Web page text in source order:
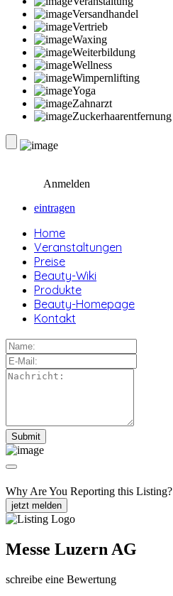
Versandhandel
Vertrieb
Waxing
Weiterbildung
Wellness
Wimpernlifting
Yoga
Zahnarzt
Zuckerhaarentfernung
Anmelden
eintragen
Home
Veranstaltungen
Preise
Beauty-Wiki
Produkte
Beauty-Homepage
Kontakt
Why Are You Reporting this Listing?
jetzt melden
Messe Luzern AG
schreibe eine Bewertung